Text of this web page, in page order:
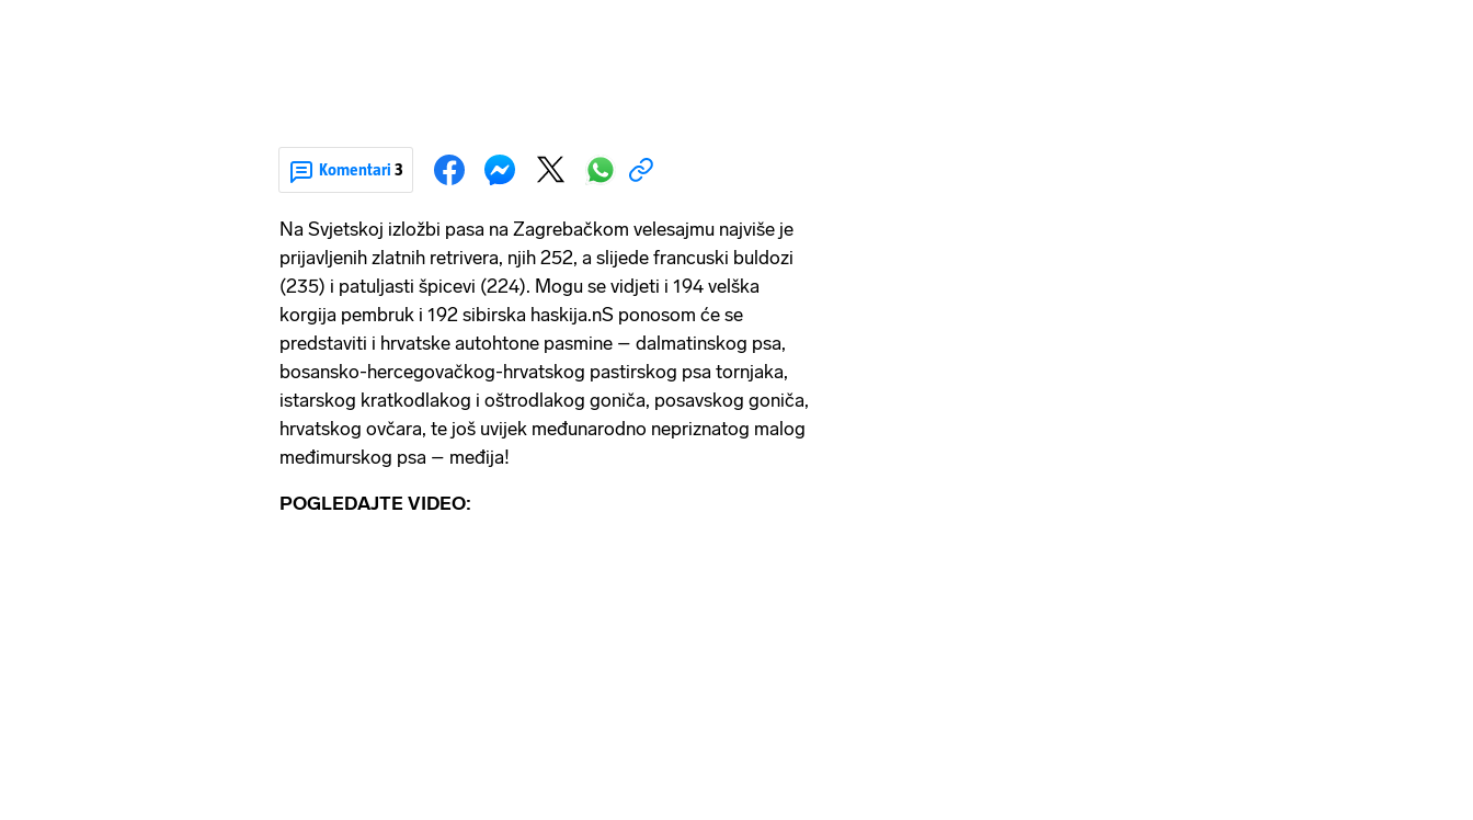
Komentari 3
Na Svjetskoj izložbi pasa na Zagrebačkom velesajmu najviše je
prijavljenih zlatnih retrivera, njih 252, a slijede francuski buldozi
(235) i patuljasti špicevi (224). Mogu se vidjeti i 194 velška
korgija pembruk i 192 sibirska haskija.nS ponosom će se
predstaviti i hrvatske autohtone pasmine – dalmatinskog psa,
bosansko-hercegovačkog-hrvatskog pastirskog psa tornjaka,
istarskog kratkodlakog i oštrodlakog goniča, posavskog goniča,
hrvatskog ovčara, te još uvijek međunarodno nepriznatog malog
međimurskog psa – međija!
POGLEDAJTE VIDEO: